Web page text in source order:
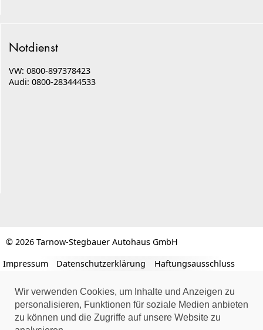
Notdienst
VW: 0800-897378423
Audi: 0800-283444533
© 2026 Tarnow-Stegbauer Autohaus GmbH
Impressum
Datenschutzerklärung Haftungsausschluss
Wir verwenden Cookies, um Inhalte und Anzeigen zu
personalisieren, Funktionen für soziale Medien anbieten
zu können und die Zugriffe auf unsere Website zu